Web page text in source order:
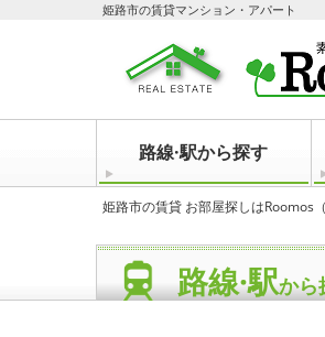
姫路市の賃貸マンション・アパート
路線·駅から探す
姫路市の賃貸 お部屋探しはRoomos
路線·駅から